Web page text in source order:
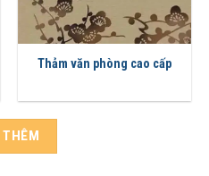
Thảm văn phòng cao cấp